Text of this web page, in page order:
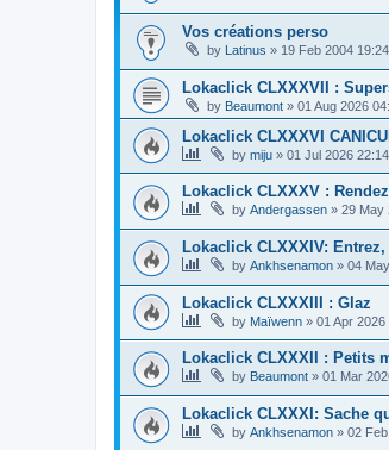
Vos créations perso
by Latinus » 19 Feb 2004 19:24
Lokaclick CLXXXVII :
by Beaumont » 01 Aug 2026
Lokaclick CLXXXVI
by miju » 01 Jul 2026 22:14
Lokaclick CLXXXV :
by Andergassen » 29 May
Lokaclick CLXXXIV:
by Ankhsenamon » 04
Lokaclick CLXXXIII : Glaz
by Maïwenn » 01 Apr 2026
Lokaclick CLXXXII : Petits
by Beaumont » 01 Mar
Lokaclick CLXXXI: Sache
by Ankhsenamon » 02